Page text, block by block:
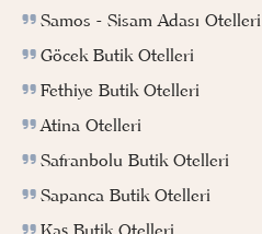
Samos - Sisam Adası Otelleri
Göcek Butik Otelleri
Fethiye Butik Otelleri
Atina Otelleri
Safranbolu Butik Otelleri
Sapanca Butik Otelleri